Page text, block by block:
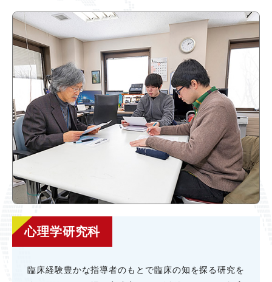
心理学研究科
臨床経験豊かな指導者のもとで臨床の知を探る研究を